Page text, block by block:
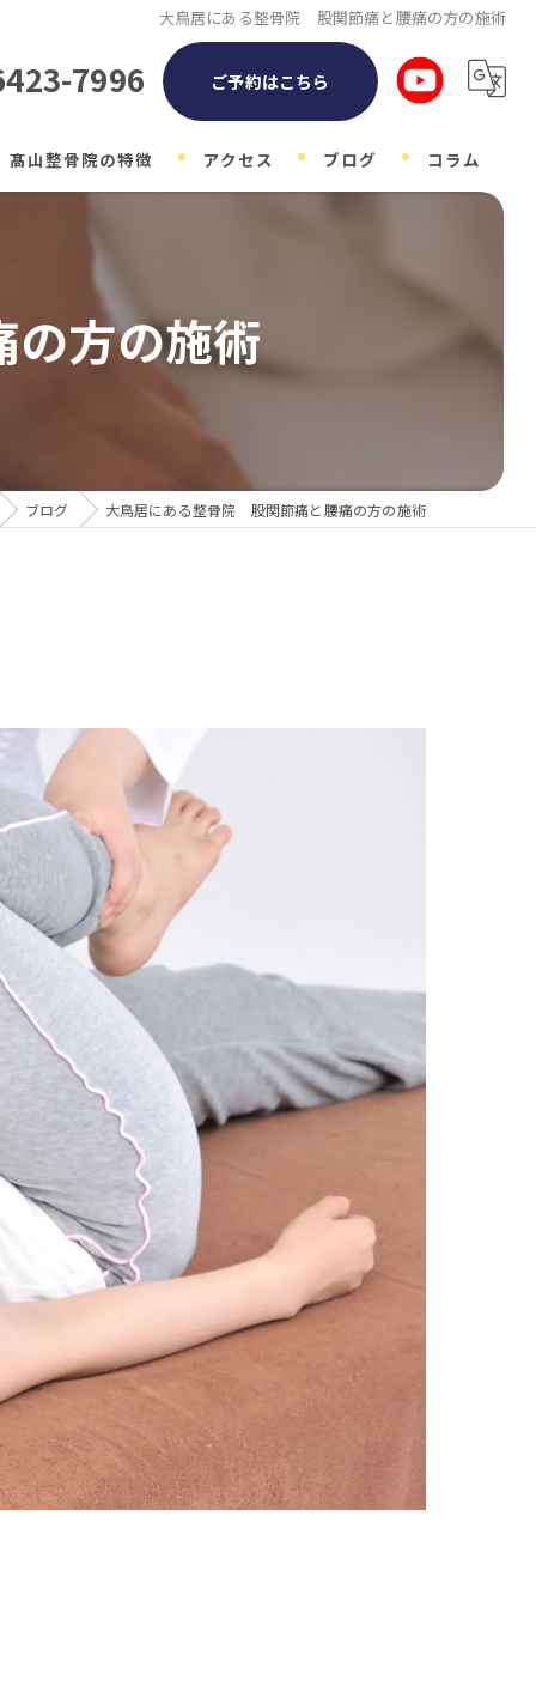
大鳥居にある整骨院 股関節痛と腰痛の方の施術
7996 ご予約はこちら
髙山整骨院の特徴
子ども
アクセス ブログ コラム
方の施術
ブログ 大鳥居にある整骨院 股関節痛と腰痛の方の施術